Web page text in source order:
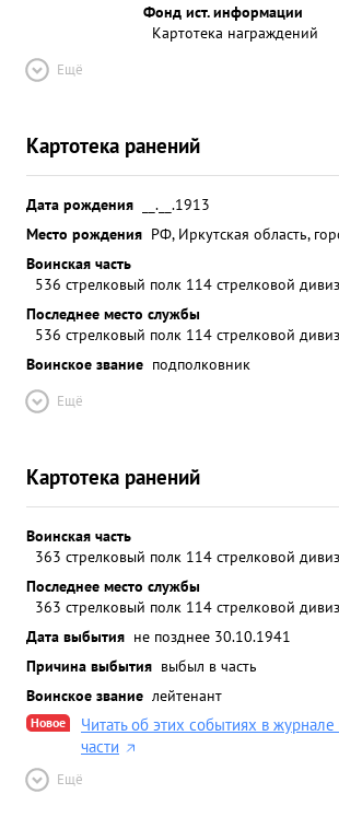
Фонд ист. информации
Картотека награждений
Ещё
Картотека ранений
Дата рождения
__.__.1913
Место рождения РФ, Иркутская область,
Воинская часть
536 стрелковый полк 114 стрелковой
Последнее место службы
536 стрелковый полк 114 стрелковой
Воинское звание подполковник
Ещё
Картотека ранений
Воинская часть
363 стрелковый полк 114 стрелковой
Последнее место службы
363 стрелковый полк 114 стрелковой
Дата выбытия не позднее 30.10.1941
Причина выбытия выбыл в часть
Воинское звание лейтенант
Новое
Читать об этих событиях в
части
Ещё